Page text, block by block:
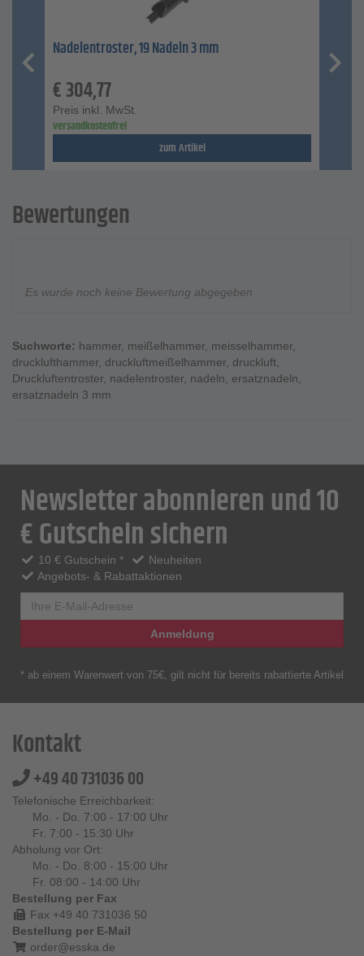
Nadelentroster, 19 Nadeln 3 mm
€304,77
Preis inkl. MwSt.
versandkostenfrei
zum Artikel
Bewertungen
Es wurde noch keine Bewertung abgegeben
Suchworte: hammer, meißelhammer, meisselhammer,
drucklufthammer, druckluftmeißelhammer, druckluft,
Druckluftentroster, nadelentroster, nadeln, ersatznadeln,
ersatznadeln 3 mm
Newsletter abonnieren und 10
€ Gutschein sichern
10 € Gutschein *
Neuheiten
Angebots- & Rabattaktionen
Anmeldung
* ab einem Warenwert von 75€, gilt nicht für bereits rabattierte Artikel
Kontakt
+49 40 731036 00
Telefonische Erreichbarkeit:
Mo. - Do. 7:00 - 17:00 Uhr
Fr. 7:00 - 15:30 Uhr
Abholung vor Ort:
Mo. - Do. 8:00 - 15:00 Uhr
Fr. 08:00 - 14:00 Uhr
Bestellung per Fax
Fax +49 40 731036 50
Bestellung per E-Mail
order@esska.de